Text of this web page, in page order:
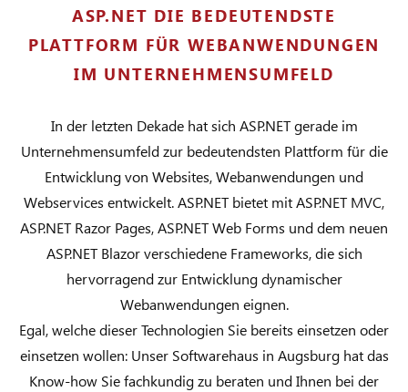
ASP.NET DIE BEDEUTENDSTE
PLATTFORM FÜR WEBANWENDUNGEN
IM UNTERNEHMENSUMFELD
In der letzten Dekade hat sich ASP.NET gerade im
Unternehmensumfeld zur bedeutendsten Plattform für die
Entwicklung von Websites, Webanwendungen und
Webservices entwickelt. ASP.NET bietet mit ASP.NET MVC,
ASP.NET Razor Pages, ASP.NET Web Forms und dem neuen
ASP.NET Blazor verschiedene Frameworks, die sich
hervorragend zur Entwicklung dynamischer
Webanwendungen eignen.
Egal, welche dieser Technologien Sie bereits einsetzen oder
einsetzen wollen: Unser Softwarehaus in Augsburg hat das
Know-how Sie fachkundig zu beraten und Ihnen bei der